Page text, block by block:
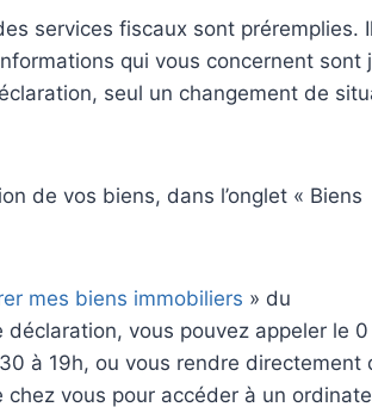
services fiscaux sont préremplies.
qui vous concernent sont
seul un changement de
de vos biens, dans l’onglet « Biens
mes biens immobiliers » du
vous pouvez appeler le
à 19h, ou vous rendre directement
vous pour accéder à un